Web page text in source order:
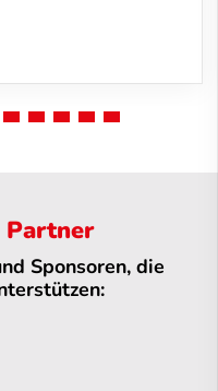
Partner
Sponsoren, die